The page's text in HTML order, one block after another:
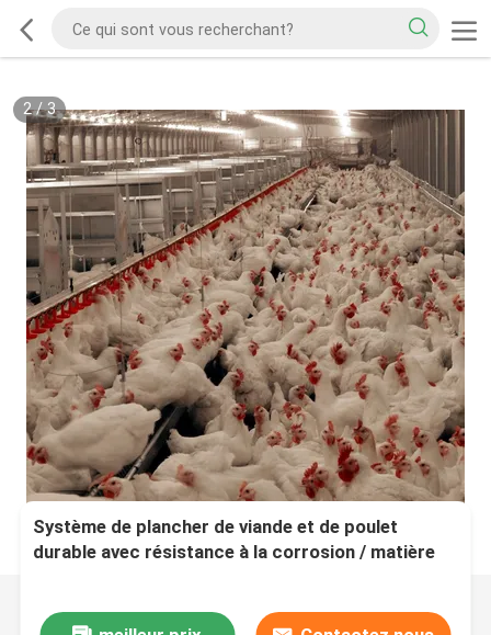
2/3
Système de plancher de viande et de poulet
durable avec résistance à la corrosion / matière